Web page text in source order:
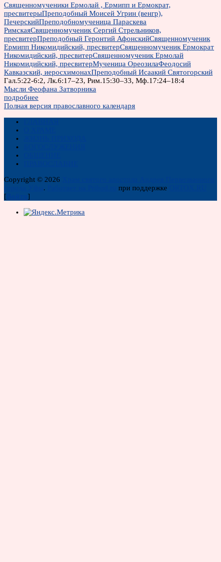
Священномученики Ермолай , Ермипп и Ермократ,
пресвитерыПреподобный Моисей Угрин (венгр),
ПечерскийПреподобномученица Параскева
РимскаяСвященномученик Сергий Стрельников,
пресвитерПреподобный Геронтий АфонскийСвященномученик
Ермипп Никомидийский, пресвитерСвященномученик Ермократ
Никомидийский, пресвитерСвященномученик Ермолай
Никомидийский, пресвитерМученица ОреозилаФеодосий
Кавказский, иеросхимонахПреподобный Исаакий Святогорский
Гал.5:22-6:2, Лк.6:17–23, Рим.15:30–33, Мф.17:24–18:4
Мысли Феофана Затворника
подробнее
Полная версия православного календаря
Copyright © 2026
. при поддержке
[
]